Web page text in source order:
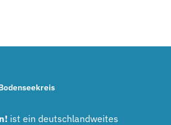
ist ein deutschlandweites